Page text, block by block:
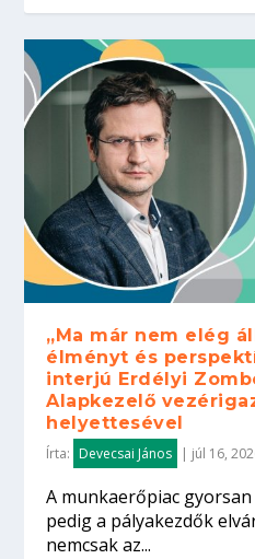
„Ma már nem elég
élményt és
interjú Erdélyi
Alapkezelő
helyettesével
Írta: Devecsai János | júl 16,
A munkaerőpiac
pedig a pályakezdők
nemcsak az...